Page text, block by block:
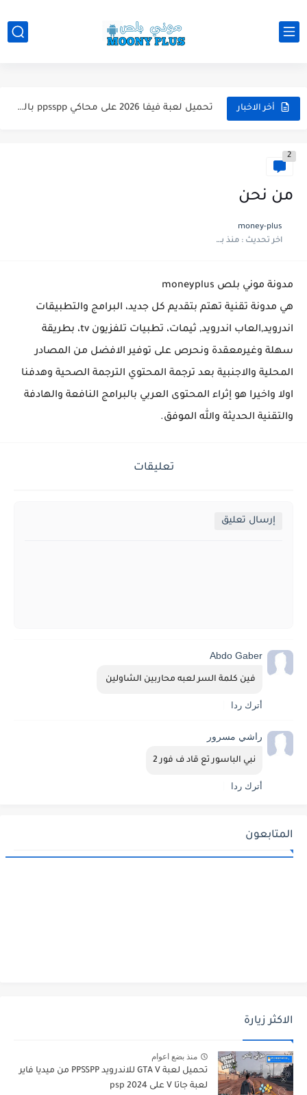
أخر الاخبار تحميل لعبة فيفا 2026 على محاكي ppsspp بالتعليق العربي للاندرويد...
2
من نحن
money-plus
اخر تحديث :منذ بضع اعوام
مدونة موني بلص moneyplus
هي مدونة تقنية تهتم بتقديم كل جديد، البرامج والتطبيقات
اندرويد,العاب اندرويد, ثيمات، تطبيات تلفزيون tv، بطريقة
سهلة وغيرمعقدة ونحرص على توفير الافضل من المصادر
المحلية والاجنبية بعد ترجمة المحتوي الترجمة الصحية وهدفنا
اولا واخيرا هو إثراء المحتوى العربي بالبرامج النافعة والهادفة
والتقنية الحديثة والله الموفق.
تعليقات
إرسال تعليق
Abdo Gaber
فين كلمة السر لعبه محاربين الشاولين
أترك ردا
راشي مسرور
نبي الباسور تع قاد ف فور 2
أترك ردا
المتابعون
الاكثر زيارة
منذ بضع اعوام
تحميل لعبة GTA V للاندرويد PPSSPP من ميديا فاير
لعبة جاتا V على psp 2024